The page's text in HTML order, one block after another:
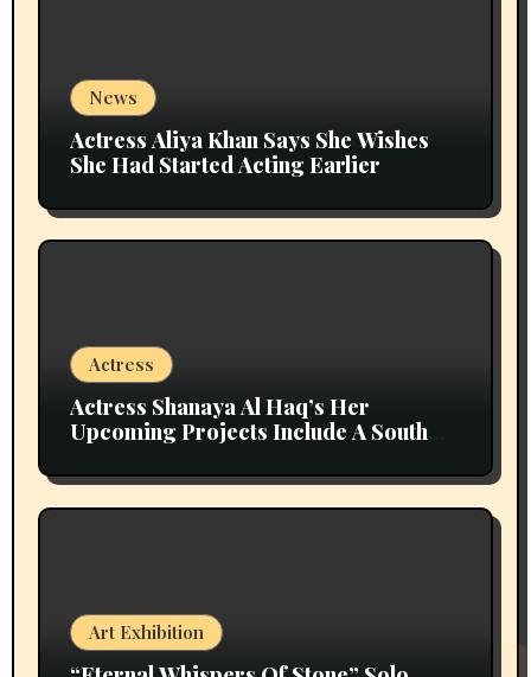
News
Actress Aliya Khan Says She Wishes
She Had Started Acting Earlier
Actress
Actress Shanaya Al Haq’s Her
Upcoming Projects Include A South
Television Reality Show
Art Exhibition